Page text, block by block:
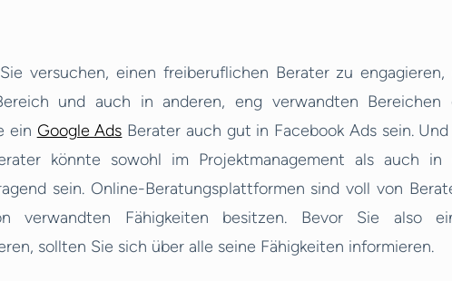
versuchen, einen freiberuflichen Berater zu engagieren,
und auch in anderen, eng verwandten Bereichen
ein Google Ads Berater auch gut in Facebook Ads sein.
könnte sowohl im Projektmanagement als auch in
sein. Online-Beratungsplattformen sind voll von
Fähigkeiten besitzen. Bevor Sie also
sollten Sie sich über alle seine Fähigkeiten informieren.